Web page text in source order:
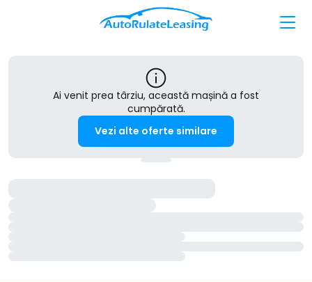
Ai venit prea târziu, această mașină a fost
cumpărată.
Vezi alte oferte similare